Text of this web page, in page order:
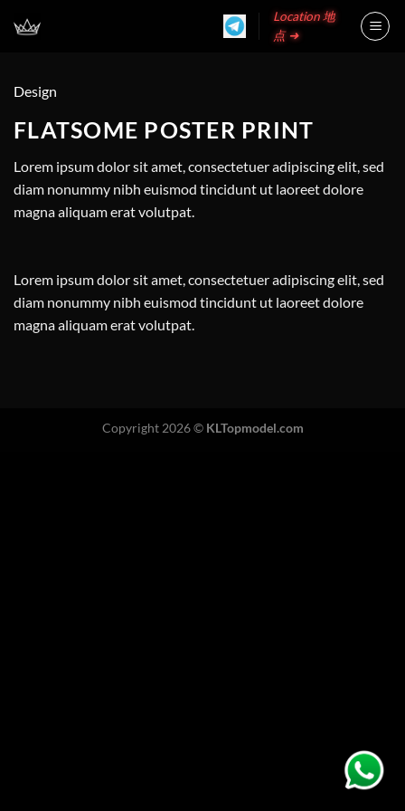
Location 地
点 ➜
Design
FLATSOME POSTER PRINT
Lorem ipsum dolor sit amet, consectetuer adipiscing elit, sed
diam nonummy nibh euismod tincidunt ut laoreet dolore
magna aliquam erat volutpat.
Lorem ipsum dolor sit amet, consectetuer adipiscing elit, sed
diam nonummy nibh euismod tincidunt ut laoreet dolore
magna aliquam erat volutpat.
Copyright 2026 © KLTopmodel.com